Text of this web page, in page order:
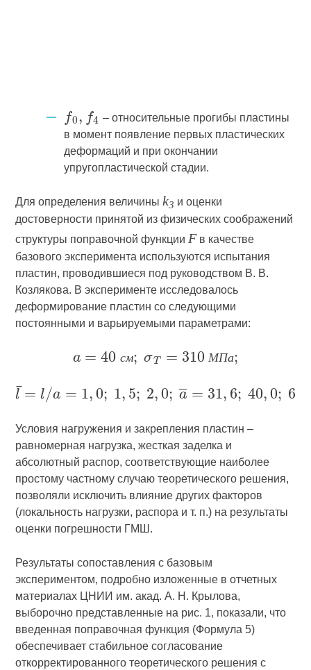
– относительные прогибы пластины
в момент появление первых пластических
деформаций и при окончании
упругопластической стадии.
Для определения величиныk3 и оценки
достоверности принятой из физических соображений
структуры поправочной функции F в качестве
базового эксперимента используются испытания
пластин, проводившиеся под руководством В. В.
Козлякова. В эксперименте исследовалось
деформирование пластин со следующими
постоянными и варьируемыми параметрами:
см МПа
Условия нагружения и закрепления пластин –
равномерная нагрузка, жесткая заделка и
абсолютный распор, соответствующие наиболее
простому частному случаю теоретического решения,
позволяли исключить влияние других факторов
(локальность нагрузки, распора и т. п.) на результаты
оценки погрешности ГМШ.
Результаты сопоставления с базовым
экспериментом, подробно изложенные в отчетных
материалах ЦНИИ им. акад. А. Н. Крылова,
выборочно представленные на рис. 1, показали, что
введенная поправочная функция (Формула 5)
обеспечивает стабильное согласование
откорректированного теоретического решения с